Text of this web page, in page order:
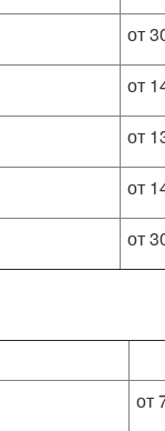
от
от
от
от
от
от